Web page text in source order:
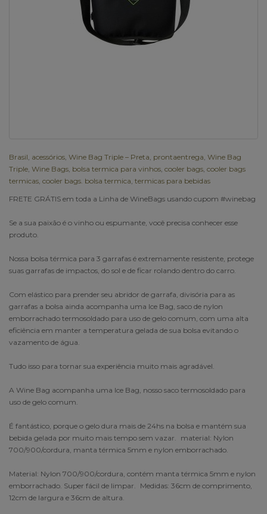
Brasil acessórios Wine Bag Triple – Preta prontaentrega Wine Bag
Triple Wine Bags bolsa termica para vinhos cooler bags cooler bags
termicas cooler bags. bolsa termica termicas para bebidas
FRETE GRÁTIS em toda a Linha de WineBags usando cupom #winebag
Se a sua paixão é o vinho ou espumante, você precisa conhecer esse
produto.
Nossa bolsa térmica para 3 garrafas é extremamente resistente, protege
suas garrafas de impactos, do sol e de ficar rolando dentro do carro.
Com elástico para prender seu abridor de garrafa, divisória para as
garrafas a bolsa ainda acompanha uma Ice Bag, saco de nylon
emborrachado termosoldado para uso de gelo comum, com uma alta
eficiência em manter a temperatura gelada de sua bolsa evitando o
vazamento de água.
Tudo isso para tornar sua experiência muito mais agradável.
A Wine Bag acompanha uma Ice Bag, nosso saco termosoldado para
uso de gelo comum.
É fantástico, porque o gelo dura mais de 24hs na bolsa e mantém sua
bebida gelada por muito mais tempo sem vazar. material: Nylon
700/900/cordura, manta térmica 5mm e nylon emborrachado.
Material: Nylon 700/900/cordura, contém manta térmica 5mm e nylon
emborrachado. Super fácil de limpar. Medidas: 36cm de comprimento,
12cm de largura e 36cm de altura.